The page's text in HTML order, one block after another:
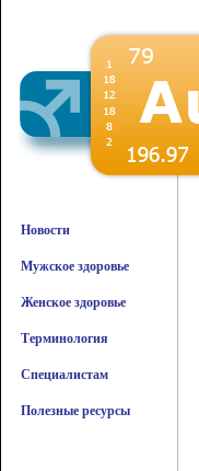
Новости
Мужское здоровье
Женское здоровье
Терминология
Специалистам
Полезные ресурсы